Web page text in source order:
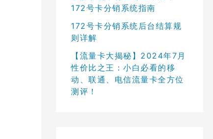
172号卡分销系统指南
172号卡分销系统后台结算规
则详解
【流量卡大揭秘】2024年7月
性价比之王：小白必看的移
动、联通、电信流量卡全方位
测评！